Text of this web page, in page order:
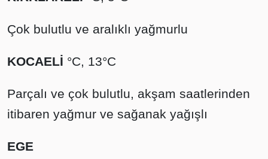
Çok bulutlu ve aralıklı yağmurlu
KOCAELİ °C, 13°C
Parçalı ve çok bulutlu, akşam saatlerinden
itibaren yağmur ve sağanak yağışlı
EGE